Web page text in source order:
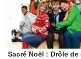
Sacré Noël : Drôle de